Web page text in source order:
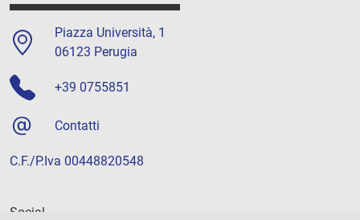
Piazza Università, 1
06123 Perugia
+39 0755851
Contatti
C.F./P.Iva 00448820548
Social